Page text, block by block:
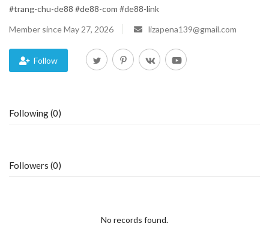
Fashion
News
#trang-chu-de88 #de88-com #de88-link
Member since May 27, 2026
lizapena139@gmail.com
Follow
Following (0)
Followers (0)
No records found.